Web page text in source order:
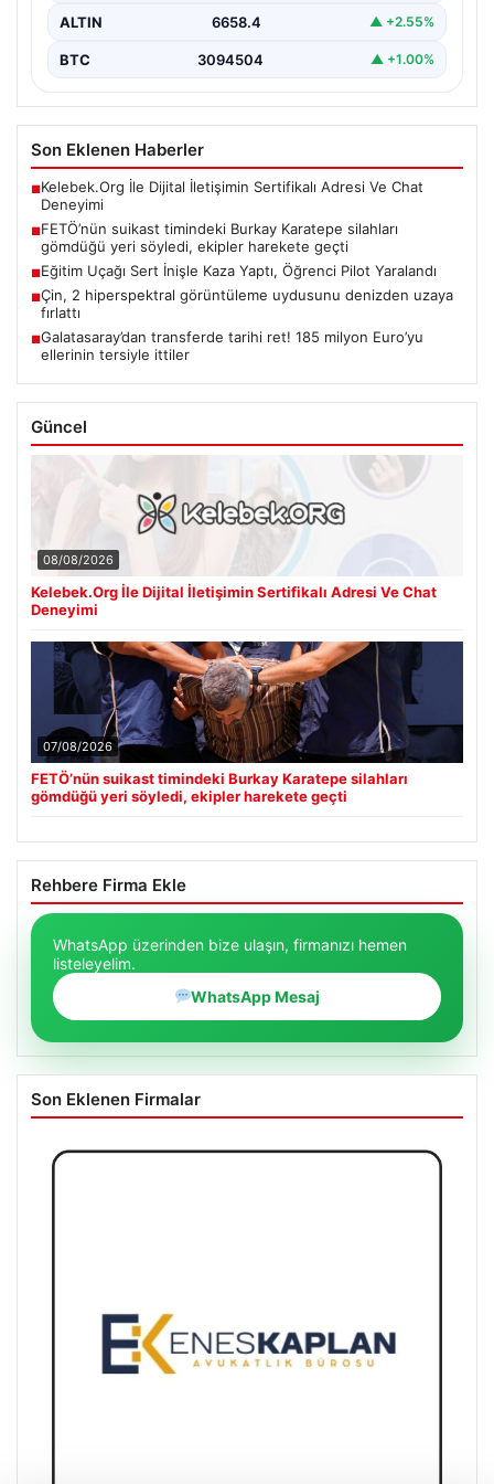
ALTIN 6658.4 ▲ +2.55%
BTC 3094504 ▲ +1.00%
Son Eklenen Haberler
■Kelebek.Org İle Dijital İletişimin Sertifikalı Adresi Ve Chat
Deneyimi
■FETÖ’nün suikast timindeki Burkay Karatepe silahları
gömdüğü yeri söyledi, ekipler harekete geçti
■Eğitim Uçağı Sert İnişle Kaza Yaptı, Öğrenci Pilot Yaralandı
■Çin, 2 hiperspektral görüntüleme uydusunu denizden uzaya
fırlattı
■Galatasaray’dan transferde tarihi ret! 185 milyon Euro’yu
ellerinin tersiyle ittiler
Güncel
08/08/2026
Kelebek.Org İle Dijital İletişimin Sertifikalı Adresi Ve Chat
Deneyimi
07/08/2026
FETÖ’nün suikast timindeki Burkay Karatepe silahları
gömdüğü yeri söyledi, ekipler harekete geçti
Rehbere Firma Ekle
WhatsApp üzerinden bize ulaşın, firmanızı hemen
listeleyelim.
WhatsApp Mesaj
Son Eklenen Firmalar